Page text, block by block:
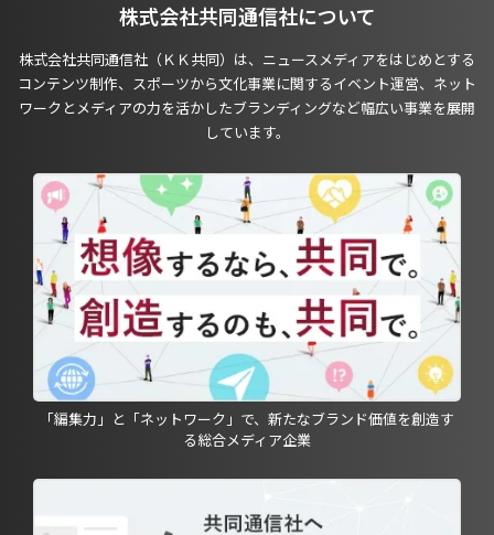
株式会社共同通信社について
株式会社共同通信社（ＫＫ共同）は、ニュースメディアをはじめとする
コンテンツ制作、スポーツから文化事業に関するイベント運営、ネット
ワークとメディアの力を活かしたブランディングなど幅広い事業を展開
しています。
「編集力」と「ネットワーク」で、新たなブランド価値を創造す
る総合メディア企業